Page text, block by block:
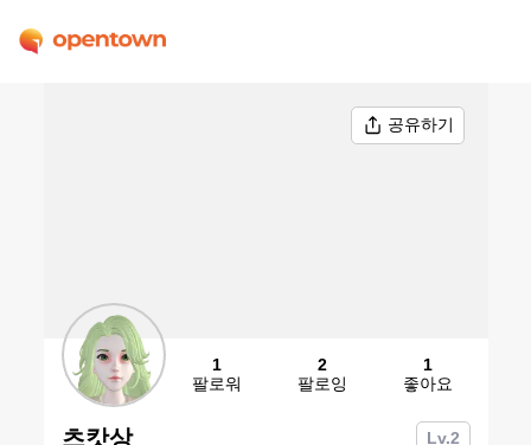
공유하기
1
팔로워
2
팔로잉
1
좋아요
츠캇상 Lv.2